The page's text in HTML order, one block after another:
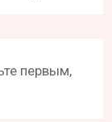
первым,